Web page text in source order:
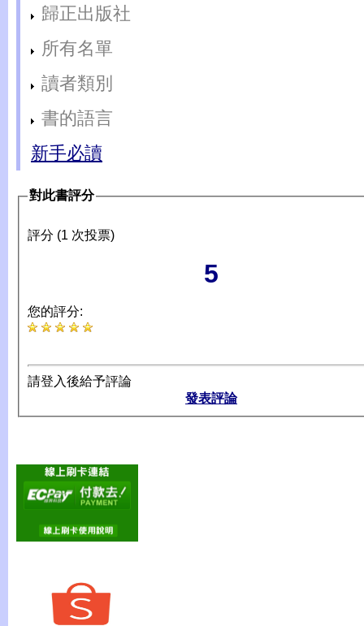
歸正出版社
所有名單
讀者類別
書的語言
新手必讀
對此書評分
評分 (1 次投票)
5
您的評分:
請登入後給予評論
發表評論